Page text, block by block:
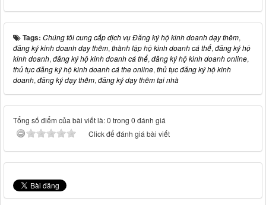
Tags: Chúng tôi cung cấp dịch vụ Đăng ký hộ kinh doanh dạy thêm,
đăng ký kinh doanh dạy thêm, thành lập hộ kinh doanh cá thể, đăng ký hộ
kinh doanh, đăng ký hộ kinh doanh cá thể, đăng ký hộ kinh doanh online,
thủ tục đăng ký hộ kinh doanh cá the online, thủ tục đăng ký hộ kinh
doanh, đăng ký dạy thêm, đăng ký dạy thêm tại nhà
Tổng số điểm của bài viết là: 0 trong 0 đánh giá
Click để đánh giá bài viết